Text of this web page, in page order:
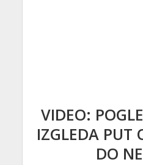
VIDEO:
IZGLEDA PUT
DO